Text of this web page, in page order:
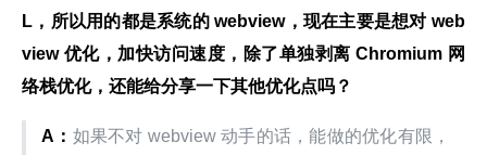
L，所以用的都是系统的 webview，现在主要是想对 web
view 优化，加快访问速度，除了单独剥离 Chromium 网
络栈优化，还能给分享一下其他优化点吗？
A： 如果不对 webview 动手的话，能做的优化有限，